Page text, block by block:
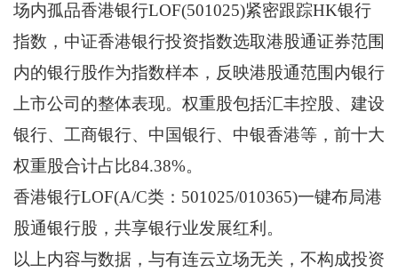
场内孤品香港银行LOF(501025)紧密跟踪HK银行
指数，中证香港银行投资指数选取港股通证券范围
内的银行股作为指数样本，反映港股通范围内银行
上市公司的整体表现。权重股包括汇丰控股、建设
银行、工商银行、中国银行、中银香港等，前十大
权重股合计占比84.38%。
香港银行LOF(A/C类：501025/010365)一键布局港
股通银行股，共享银行业发展红利。
以上内容与数据，与有连云立场无关，不构成投资